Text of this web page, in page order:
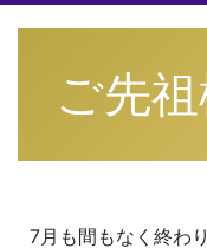
ご先
7月も間もなく終わ